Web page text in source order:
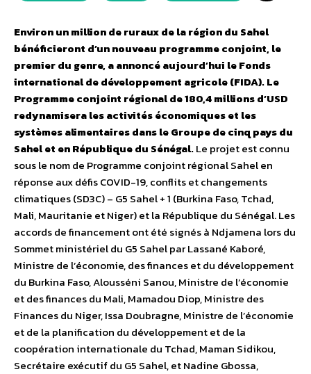
Environ un million de ruraux de la région du Sahel
bénéficieront d’un nouveau programme conjoint, le
premier du genre, a annoncé aujourd’hui le Fonds
international de développement agricole (FIDA). Le
Programme conjoint régional de 180,4 millions d’USD
redynamisera les activités économiques et les
systèmes alimentaires dans le Groupe de cinq pays du
Sahel et en République du Sénégal.Le projet est connu
sous le nom de Programme conjoint régional Sahel en
réponse aux défis COVID-19, conflits et changements
climatiques (SD3C) – G5 Sahel + 1 (Burkina Faso, Tchad,
Mali, Mauritanie et Niger) et la République du Sénégal. Les
accords de financement ont été signés à Ndjamena lors du
Sommet ministériel du G5 Sahel par Lassané Kaboré,
Ministre de l’économie, des finances et du développement
du Burkina Faso, Alousséni Sanou, Ministre de l’économie
et des finances du Mali, Mamadou Diop, Ministre des
Finances du Niger, Issa Doubragne, Ministre de l’économie
et de la planification du développement et de la
coopération internationale du Tchad, Maman Sidikou,
Secrétaire exécutif du G5 Sahel, et Nadine Gbossa,